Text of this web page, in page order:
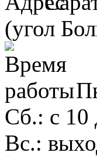
(угол
Сб.: с 10
Вс.: